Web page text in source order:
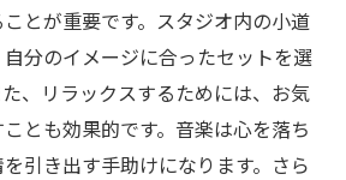
とが重要です。スタジオ内の小道
分のイメージに合ったセットを選
、リラックスするためには、お気
とも効果的です。音楽は心を落ち
引き出す手助けになります。さら